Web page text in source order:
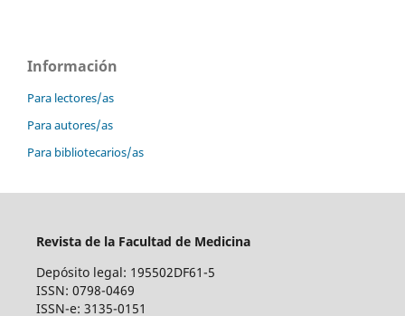
Información
Para lectores/as
Para autores/as
Para bibliotecarios/as
Revista de la Facultad de Medicina
Depósito legal: 195502DF61-5
ISSN: 0798-0469
ISSN-e: 3135-0151